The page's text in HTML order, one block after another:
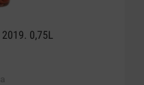
2019. 0,75L